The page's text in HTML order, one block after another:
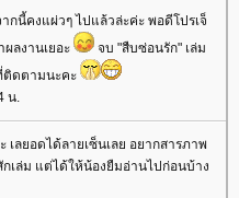
นี้คงแผ่วๆ ไปแล้วล่ะค่ะ พอดีโปรเจ็
ลงานเยอะ
จบ "สืบซ่อนรัก" เล่ม
ติดตามนะคะ
น.
ลยอดได้ลายเซ็นเลย อยากสารภาพ
เล่ม แต่ได้ให้น้องยืมอ่านไปก่อนบ้าง